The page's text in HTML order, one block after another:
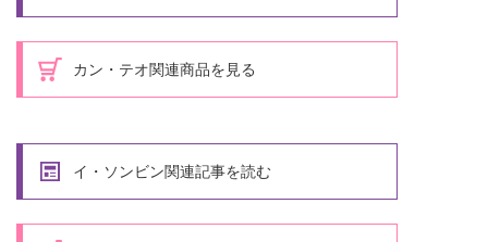
カン・テオ関連商品を見る
イ・ソンビン関連記事を読む